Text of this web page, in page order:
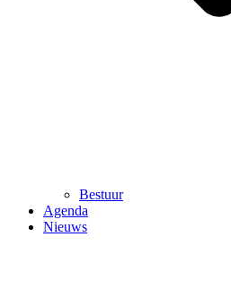
Bestuur
Agenda
Nieuws